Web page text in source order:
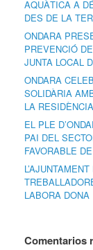
AQUÀTICA A
DES DE LA
ONDARA
PREVENCIÓ
JUNTA LOCAL
ONDARA
SOLIDÀRIA
LA
EL PLE
PAI DEL
FAVORABLE
LABORA DONA
Comentarios